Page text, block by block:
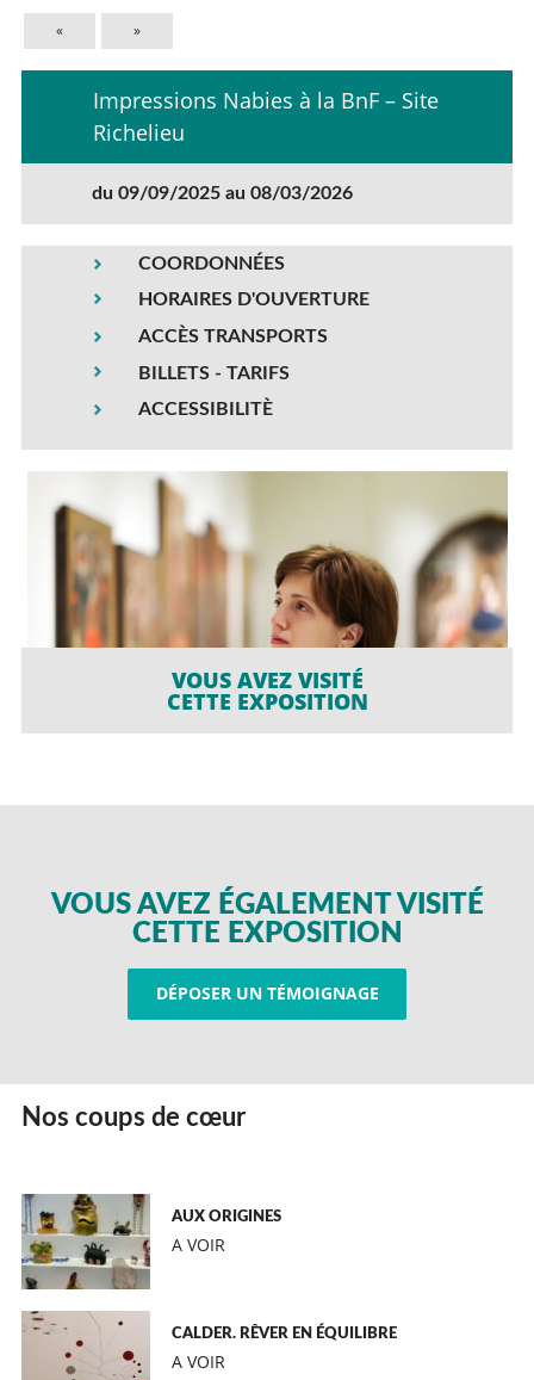
« »
Impressions Nabies à la BnF – Site
Richelieu
du 09/09/2025 au 08/03/2026
COORDONNÉES
HORAIRES D'OUVERTURE
ACCÈS TRANSPORTS
BILLETS - TARIFS
ACCESSIBILITÈ
VOUS AVEZ VISITÉ
CETTE EXPOSITION
VOUS AVEZ ÉGALEMENT VISITÉ
CETTE EXPOSITION
DÉPOSER UN TÉMOIGNAGE
Nos coups de cœur
AUX ORIGINES
A VOIR
CALDER. RÊVER EN ÉQUILIBRE
A VOIR